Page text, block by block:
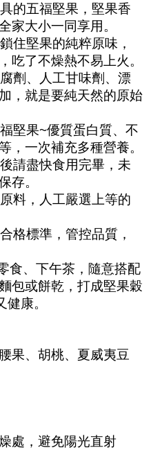
的五福堅果，堅果香
家大小一同享用。
住堅果的純粹原味，
吃了不燥熱不易上火。
劑、人工甘味劑、漂
，就是要純天然的原始
堅果~優質蛋白質、不
一次補充多種營養。
請盡快食用完畢，未
存。
料，人工嚴選上等的
格標準，管控品質，
食、下午茶，隨意搭配
包或餅乾，打成堅果穀
康。
果、胡桃、夏威夷豆
處，避免陽光直射